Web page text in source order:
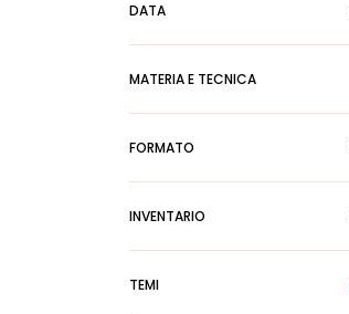
DATA
MATERIA E TECNICA
FORMATO
INVENTARIO
TEMI